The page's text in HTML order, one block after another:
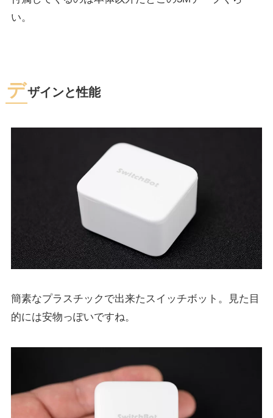
い。
デザインと性能
簡素なプラスチックで出来たスイッチボット。見た目
的には安物っぽいですね。